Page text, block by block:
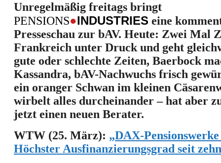
Unregelmäßig freitags bringt
PENSIONS●INDUSTRIES eine
Presseschau zur bAV. Heute: Zwei Mal
Frankreich unter Druck und geht
gute oder schlechte Zeiten, Baerbock
Kassandra, bAV-Nachwuchs frisch
ein oranger Schwan im kleinen
wirbelt alles durcheinander – hat aber
jetzt einen neuen Berater.
WTW (25. März): „DAX-
Höchster Ausfinanzierungsgrad seit